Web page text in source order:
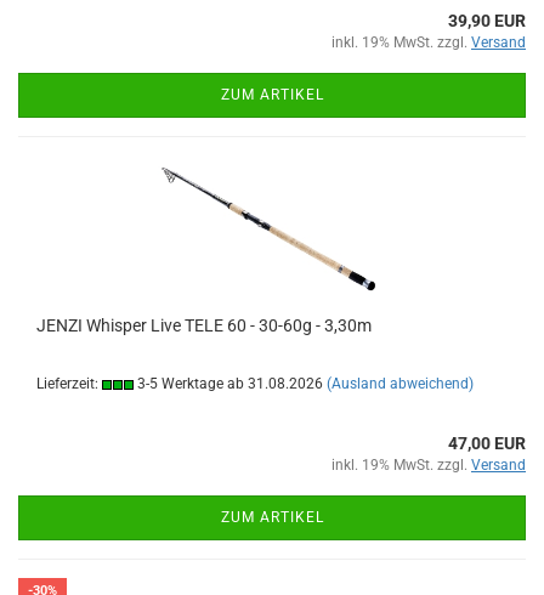
39,90 EUR
inkl. 19% MwSt. zzgl. Versand
ZUM ARTIKEL
JENZI Whisper Live TELE 60 - 30-60g - 3,30m
Lieferzeit: 3-5 Werktage ab 31.08.2026 (Ausland abweichend)
47,00 EUR
inkl. 19% MwSt. zzgl. Versand
ZUM ARTIKEL
-30%